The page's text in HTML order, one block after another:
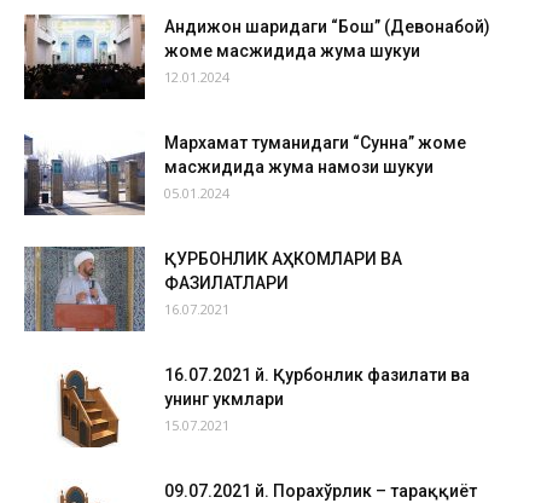
Андижон шаҳридаги “Бош” (Девонабой)
жоме масжидида жума шукуҳи
12.01.2024
Мархамат туманидаги “Сунна” жоме
масжидида жума намози шукуҳи
05.01.2024
ҚУРБОНЛИК АҲКОМЛАРИ ВА
ФАЗИЛАТЛАРИ
16.07.2021
16.07.2021 й. Қурбонлик фазилати ва
унинг ҳукмлари
15.07.2021
09.07.2021 й. Порахўрлик – тараққиёт